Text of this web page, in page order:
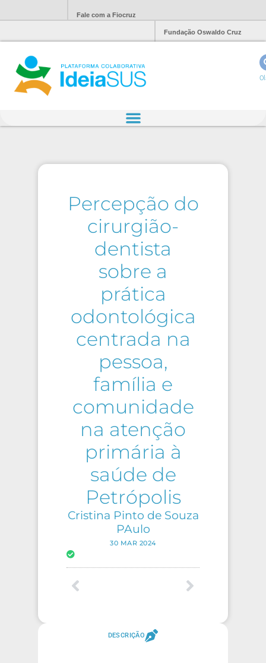
Fale com a Fiocruz
Fundação Oswaldo Cruz
Percepção do
cirurgião-
dentista
sobre a
prática
odontológica
centrada na
pessoa,
família e
comunidade
na atenção
primária à
saúde de
Petrópolis
Cristina Pinto de Souza
PAulo
30 MAR 2024
DESCRIÇÃO